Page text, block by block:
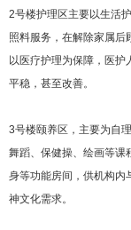
2号楼护理区主要以生活
照料服务，在解除家属后
以医疗护理为保障，医
平稳，甚至改善。
3号楼颐养区，主要为自
舞蹈、保健操、绘画等课
身等功能房间，供机构内
神文化需求。